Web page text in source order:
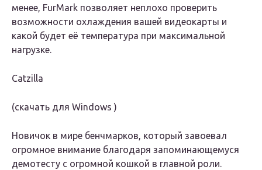
менее, FurMark позволяет неплохо проверить
возможности охлаждения вашей видеокарты и
какой будет её температура при максимальной
нагрузке.
Catzilla
(скачать для Windows )
Новичок в мире бенчмарков, который завоевал
огромное внимание благодаря запоминающемуся
демотесту с огромной кошкой в главной роли.